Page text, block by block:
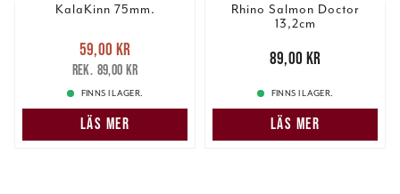
KalaKinn 75mm.
Nuvarande pris
59,00 krTidigare pris
89,00 kr
59,00 kr
89,00 kr
FINNS I LAGER.
LÄS MER
Rhino Salmon Doctor
13,2cm
89,00 kr
89,00 kr
FINNS I LAGER.
LÄS MER